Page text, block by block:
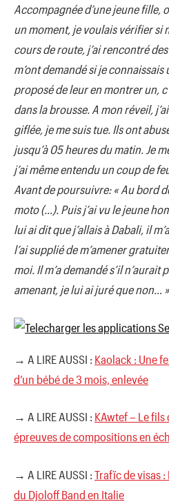
Accompagnée d’une jeune fille,
un moment, je voulais vérifier si
cours de route, j’ai rencontré
m’ont demandé si je
proposé de leur en montrer un,
dans la brousse. A mon réveil,
giflée, je me suis tue. Ils ont
jusqu’à 05 heures du matin. Je
j’ai même entendu un coup de
Avant de poursuivre: « Au bord
moto (…). Puis j’ai vu le jeune
lui ai dit que j’allais à Dabali, il
l’ai supplié de m’amener
moi. Il m’a demandé s’il n’aurait
amenant, je lui ai juré que non… »
→ A LIRE AUSSI : Kaolack : Une
d’un bébé de 3 mois, enlevée
→ A LIRE AUSSI : KAwtef – Le
épreuves de compositions en
→ A LIRE AUSSI : Trafïc de visas :
du Djoloff Band en Italie